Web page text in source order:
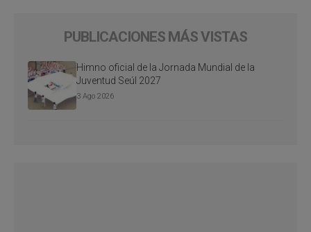
PUBLICACIONES MÁS VISTAS
Himno oficial de la Jornada Mundial de la
Juventud Seúl 2027
3 Ago 2026